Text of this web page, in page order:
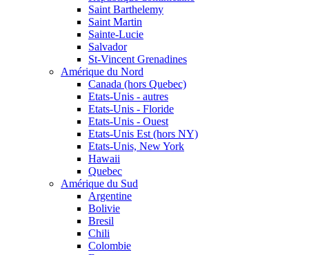
Saint Barthelemy
Saint Martin
Sainte-Lucie
Salvador
St-Vincent Grenadines
Amérique du Nord
Canada (hors Quebec)
Etats-Unis - autres
Etats-Unis - Floride
Etats-Unis - Ouest
Etats-Unis Est (hors NY)
Etats-Unis, New York
Hawaii
Quebec
Amérique du Sud
Argentine
Bolivie
Bresil
Chili
Colombie